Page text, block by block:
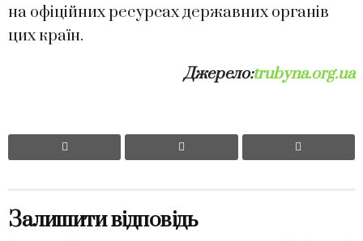
на офіційних ресурсах державних органів
цих країн.
Джерело:trubyna.org.ua
Залишити відповідь